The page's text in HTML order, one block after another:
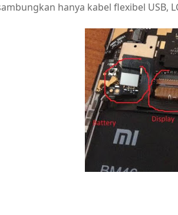
hanya kabel flexibel USB,